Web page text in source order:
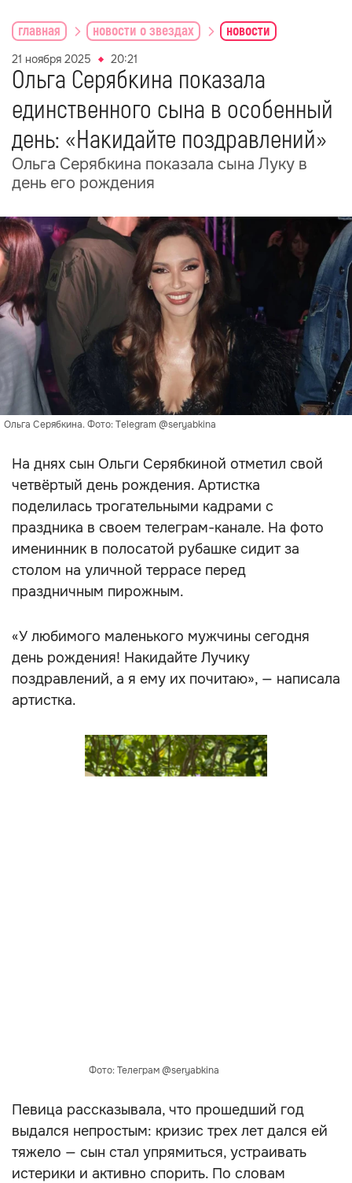
главная новости о звездах новости
21 ноября 2025 20:21
Ольга Серябкина показала
единственного сына в особенный
день: «Накидайте поздравлений»
Ольга Серябкина показала сына Луку в
день его рождения
Ольга Серябкина. Фото: Telegram @seryabkina
На днях сын Ольги Серябкиной отметил свой
четвёртый день рождения. Артистка
поделилась трогательными кадрами с
праздника в своем телеграм-канале. На фото
именинник в полосатой рубашке сидит за
столом на уличной террасе перед
праздничным пирожным.
«У любимого маленького мужчины сегодня
день рождения! Накидайте Лучику
поздравлений, а я ему их почитаю», — написала
артистка.
Фото: Телеграм @seryabkina
Певица рассказывала, что прошедший год
выдался непростым: кризис трех лет дался ей
тяжело — сын стал упрямиться, устраивать
истерики и активно спорить. По словам